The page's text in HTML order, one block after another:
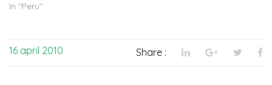
Lima voor de twintigste
uitwerking van een nieuw
klimaatverdrag dat in 2015
in Parijs moet worden
In "Peru"
16 april 2010 Share :